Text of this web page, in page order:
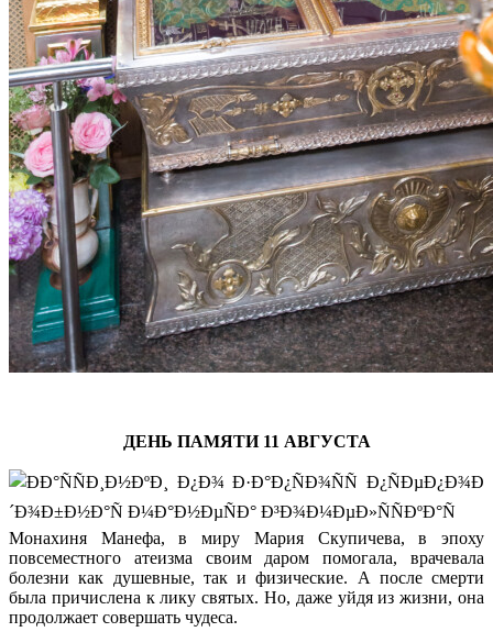
ДЕНЬ ПАМЯТИ 11 АВГУСТА
Монахиня Манефа, в миру Мария Скупичева, в эпоху
повсеместного атеизма своим даром помогала, врачевала
болезни как душевные, так и физические. А после смерти
была причислена к лику святых. Но, даже уйдя из жизни, она
продолжает совершать чудеса.